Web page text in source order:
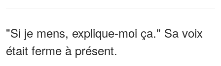
"Si je mens, explique-moi ça." Sa voix
était ferme à présent.